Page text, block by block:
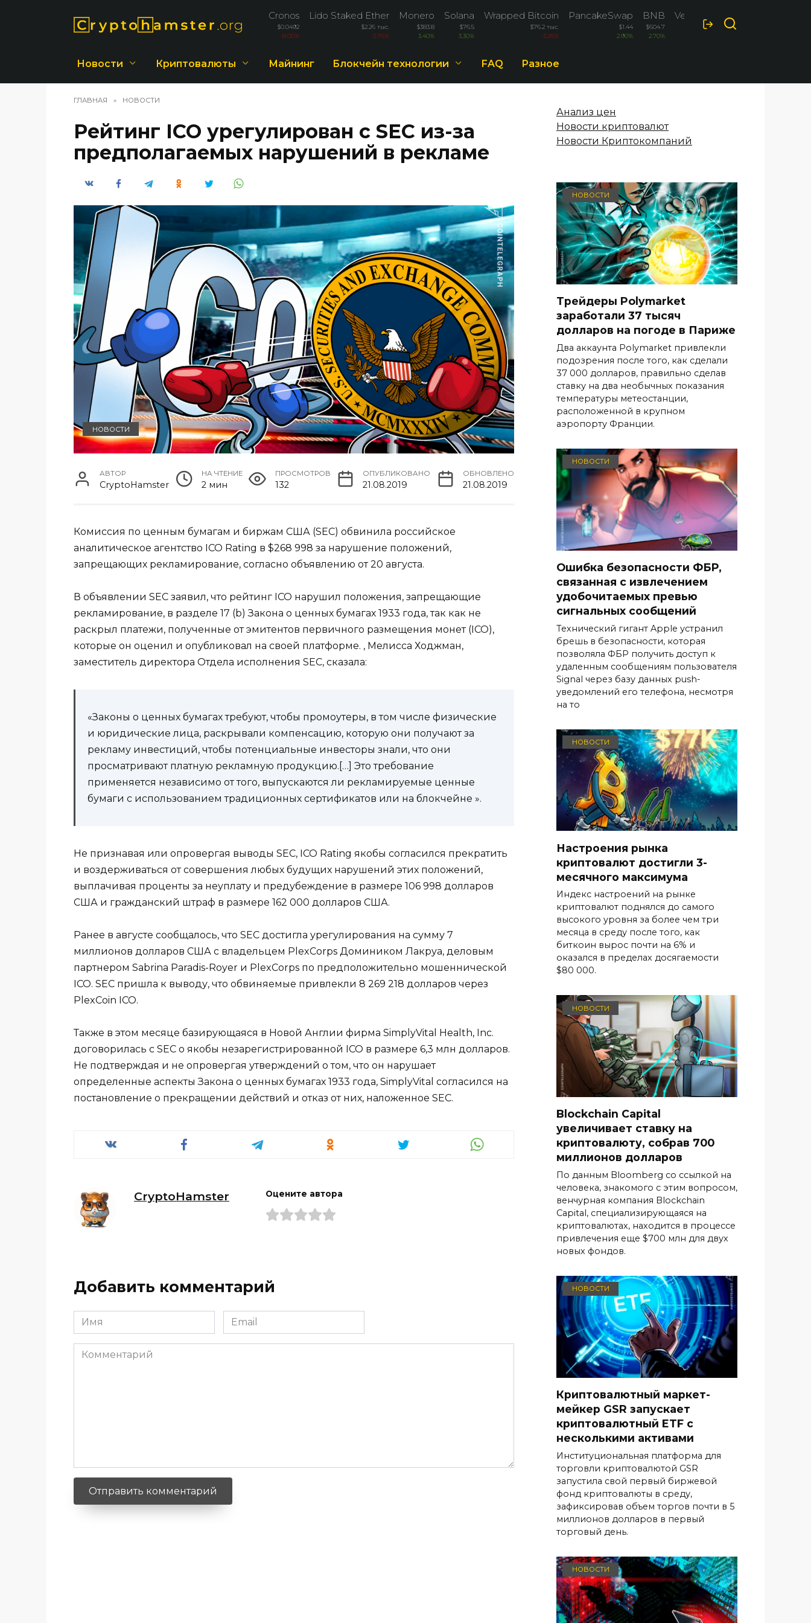
Cronos
$0.0492
-8.00%
Lido Staked Ether
$2.26 тыс.
-3.76%
Monero
$383.8
3.40%
Solana
$76.5
3.30%
Wrapped Bitcoin
$76.2 тыс.
-3.26%
PancakeSwap
$1.44
2.90%
BNB
$604.7
2.70%
VeChain
$0.00473
Новости Криптовалюты Майнинг Блокчейн технологии FAQ Разное
ГЛАВНАЯ » НОВОСТИ
Рейтинг ICO урегулирован с SEC из-за
предполагаемых нарушений в рекламе
НОВОСТИ
АВТОР
CryptoHamster
НА ЧТЕНИЕ
2 мин
ПРОСМОТРОВ
132
ОПУБЛИКОВАНО
21.08.2019
ОБНОВЛЕНО
21.08.2019
Комиссия по ценным бумагам и биржам США (SEC) обвинила российское
аналитическое агентство ICO Rating в $268 998 за нарушение положений,
запрещающих рекламирование, согласно объявлению от 20 августа.
В объявлении SEC заявил, что рейтинг ICO нарушил положения, запрещающие
рекламирование, в разделе 17 (b) Закона о ценных бумагах 1933 года, так как не
раскрыл платежи, полученные от эмитентов первичного размещения монет (ICO),
которые он оценил и опубликовал на своей платформе. , Мелисса Ходжман,
заместитель директора Отдела исполнения SEC, сказала:
«Законы о ценных бумагах требуют, чтобы промоутеры, в том числе физические
и юридические лица, раскрывали компенсацию, которую они получают за
рекламу инвестиций, чтобы потенциальные инвесторы знали, что они
просматривают платную рекламную продукцию.[…] Это требование
применяется независимо от того, выпускаются ли рекламируемые ценные
бумаги с использованием традиционных сертификатов или на блокчейне ».
Не признавая или опровергая выводы SEC, ICO Rating якобы согласился прекратить
и воздерживаться от совершения любых будущих нарушений этих положений,
выплачивая проценты за неуплату и предубеждение в размере 106 998 долларов
США и гражданский штраф в размере 162 000 долларов США.
Ранее в августе сообщалось, что SEC достигла урегулирования на сумму 7
миллионов долларов США с владельцем PlexCorps Домиником Лакруа, деловым
партнером Sabrina Paradis-Royer и PlexCorps по предположительно мошеннической
ICO. SEC пришла к выводу, что обвиняемые привлекли 8 269 218 долларов через
PlexCoin ICO.
Также в этом месяце базирующаяся в Новой Англии фирма SimplyVital Health, Inc.
договорилась с SEC о якобы незарегистрированной ICO в размере 6,3 млн долларов.
Не подтверждая и не опровергая утверждений о том, что он нарушает
определенные аспекты Закона о ценных бумагах 1933 года, SimplyVital согласился на
постановление о прекращении действий и отказ от них, наложенное SEC.
CryptoHamster Оцените автора
Добавить комментарий
Имя
*
Email
*
Комментарий
Анализ цен
Новости криптовалют
Новости Криптокомпаний
НОВОСТИ
Трейдеры Polymarket
заработали 37 тысяч
долларов на погоде в Париже
Два аккаунта Polymarket привлекли
подозрения после того, как сделали
37 000 долларов, правильно сделав
ставку на два необычных показания
температуры метеостанции,
расположенной в крупном
аэропорту Франции.
НОВОСТИ
Ошибка безопасности ФБР,
связанная с извлечением
удобочитаемых превью
сигнальных сообщений
Технический гигант Apple устранил
брешь в безопасности, которая
позволяла ФБР получить доступ к
удаленным сообщениям пользователя
Signal через базу данных push-
уведомлений его телефона, несмотря
на то
НОВОСТИ
Настроения рынка
криптовалют достигли 3-
месячного максимума
Индекс настроений на рынке
криптовалют поднялся до самого
высокого уровня за более чем три
месяца в среду после того, как
биткоин вырос почти на 6% и
оказался в пределах досягаемости
$80 000.
НОВОСТИ
Blockchain Capital
увеличивает ставку на
криптовалюту, собрав 700
миллионов долларов
По данным Bloomberg со ссылкой на
человека, знакомого с этим вопросом,
венчурная компания Blockchain
Capital, специализирующаяся на
криптовалютах, находится в процессе
привлечения еще $700 млн для двух
новых фондов.
НОВОСТИ
Криптовалютный маркет-
мейкер GSR запускает
криптовалютный ETF с
несколькими активами
Институциональная платформа для
торговли криптовалютой GSR
запустила свой первый биржевой
фонд криптовалюты в среду,
зафиксировав объем торгов почти в 5
миллионов долларов в первый
торговый день.
НОВОСТИ